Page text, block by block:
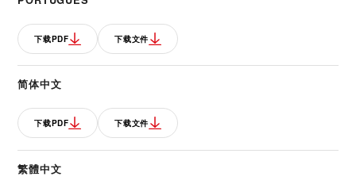
下载PDF 下载文件
简体中文
下载PDF 下载文件
繁體中文